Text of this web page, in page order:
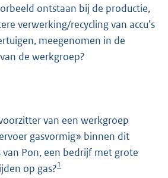
ontstaan bij de productie,
verwerking/recycling van accu’s
meegenomen in de
de werkgroep?
van een werkgroep
gasvormig» binnen dit
Pon, een bedrijf met grote
op gas?1